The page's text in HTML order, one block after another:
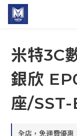
米特3C
銀欣
座/
全店，免運費優